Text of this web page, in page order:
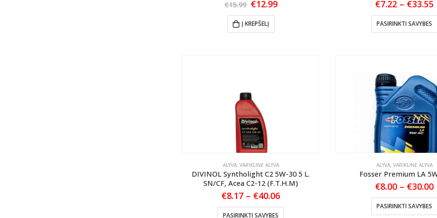
€15.99 Original
price
was:
€15.99.
€12.99Current
Į KREPŠELĮ
€7.22 – €33.55
PASIRINKTI SAVYBES
ALYVA, VARIKLINĖ ALYVA
DIVINOL Syntholight C2 5W-30 5 L.
SN/CF, Acea C2-12 (F.T.H.M)
€8.17 – €40.06Price
range:
PASIRINKTI SAVYBES
ALYVA, VARIKLINĖ ALYVA
Fosser Premium LA
€8.00 – €30.00
PASIRINKTI SAVYBES